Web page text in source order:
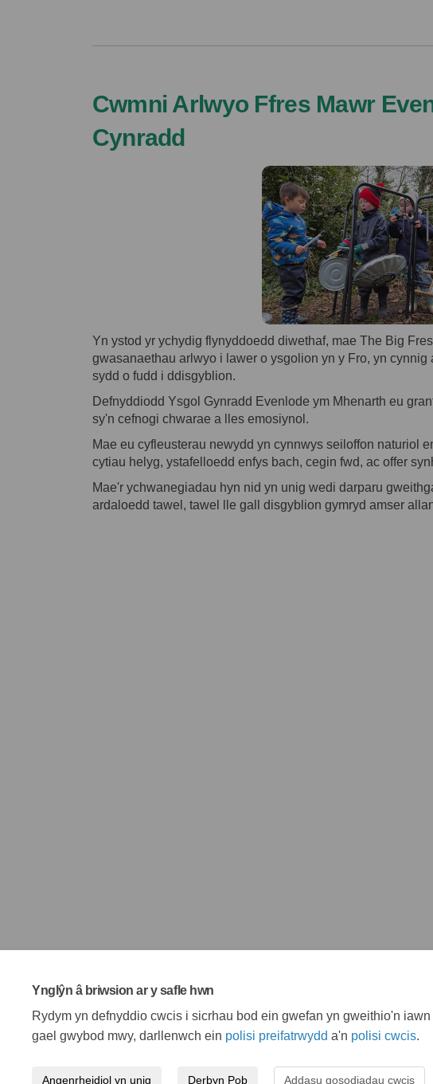
Ynglŷn â briwsion ar y safle hwn
Rydym yn defnyddio cwcis i sicrhau bod ein gwefan yn gweithio'n
gael gwybod mwy, darllenwch ein polisi preifatrwydd a'n polisi cwcis.
Angenrheidiol yn unig Derbyn Pob Addasu gosodiadau cwcis
Cwmni Arlwyo Ffres Mawr
Cynradd
Yn ystod yr ychydig flynyddoedd diwethaf, mae The Big
gwasanaethau arlwyo i lawer o ysgolion yn y Fro, yn
sydd o fudd i ddisgyblion.
Defnyddiodd Ysgol Gynradd Evenlode ym Mhenarth eu
sy'n cefnogi chwarae a lles emosiynol.
Mae eu cyfleusterau newydd yn cynnwys seiloffon naturiol
cytiau helyg, ystafelloedd enfys bach, cegin fwd, ac offer
Mae'r ychwanegiadau hyn nid yn unig wedi darparu
ardaloedd tawel, tawel lle gall disgyblion gymryd amser